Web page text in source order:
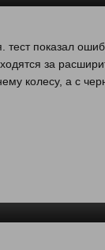
показал
за
колесу, а с